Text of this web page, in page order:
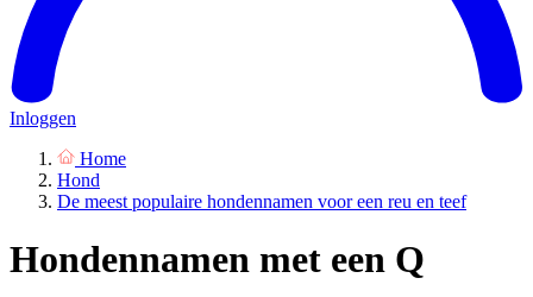
Inloggen
Home
Hond
De meest populaire hondennamen voor een reu en teef
Hondennamen met een Q